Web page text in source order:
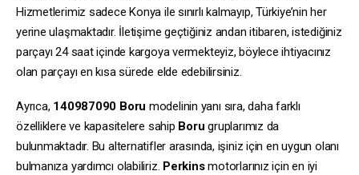
Hizmetlerimiz sadece Konya ile sınırlı kalmayıp, Türkiye’nin her
yerine ulaşmaktadır. İletişime geçtiğiniz andan itibaren, istediğiniz
parçayı 24 saat içinde kargoya vermekteyiz, böylece ihtiyacınız
olan parçayı en kısa sürede elde edebilirsiniz.
Ayrıca, 140987090 Boru modelinin yanı sıra, daha farklı
özelliklere ve kapasitelere sahip Boru gruplarımız da
bulunmaktadır. Bu alternatifler arasında, işiniz için en uygun olanı
bulmanıza yardımcı olabiliriz. Perkinsmotorlarınız için en iyi